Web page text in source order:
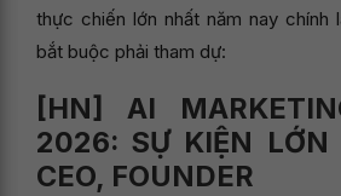
thực chiến lớn nhất năm nay chính
bắt buộc phải tham dự:
[HN] AI
2026: SỰ KIỆN LỚN
CEO, FOUNDER